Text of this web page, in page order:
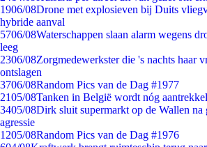
1906/08Drone met explosieven bij Duits
hybride aanval
5706/08Waterschappen slaan alarm wegens
leeg
2306/08Zorgmedewerkster die 's nachts haar
ontslagen
3706/08Random Pics van de Dag #1977
2105/08Tanken in België wordt nóg
3405/08Dirk sluit supermarkt op de Wallen na
agressie
1205/08Random Pics van de Dag #1976